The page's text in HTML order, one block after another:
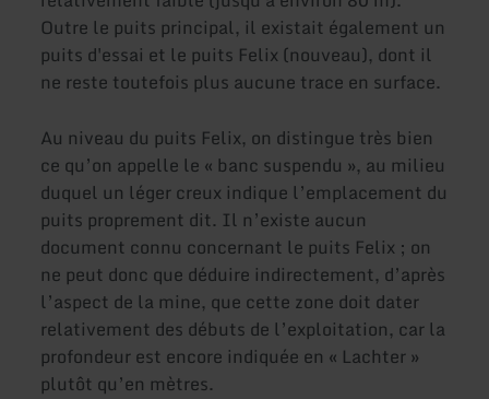
Outre le puits principal, il existait également un
puits d'essai et le puits Felix (nouveau), dont il
ne reste toutefois plus aucune trace en surface.
Au niveau du puits Felix, on distingue très bien
ce qu’on appelle le « banc suspendu », au milieu
duquel un léger creux indique l’emplacement du
puits proprement dit. Il n’existe aucun
document connu concernant le puits Felix ; on
ne peut donc que déduire indirectement, d’après
l’aspect de la mine, que cette zone doit dater
relativement des débuts de l’exploitation, car la
profondeur est encore indiquée en « Lachter »
plutôt qu’en mètres.